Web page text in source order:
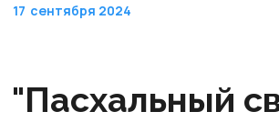
17 сентября 2024
"Пасхальный